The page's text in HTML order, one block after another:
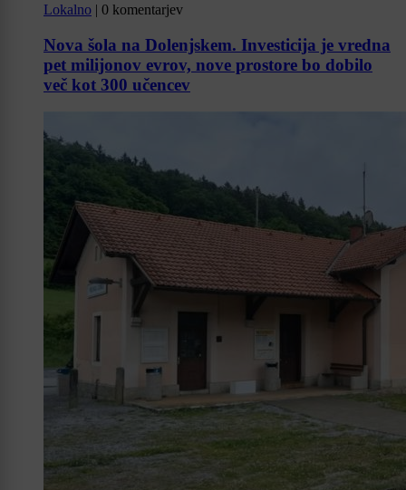
Lokalno | 0 komentarjev
Nova šola na Dolenjskem. Investicija je vredna
pet milijonov evrov, nove prostore bo dobilo
več kot 300 učencev